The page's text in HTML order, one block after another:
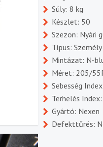
Súly: 8 kg
Készlet: 50
Szezon: Nyári
Típus: Személy
Mintázat: N-
Méret: 205/
Sebesség
Terhelés
Gyártó: Nexen
Defekttűrés: